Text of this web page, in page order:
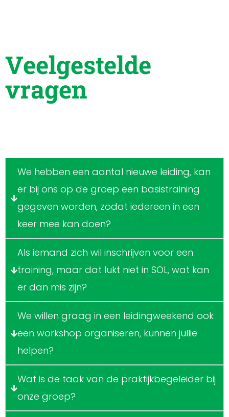
Veelgestelde
vragen
We hebben een aantal nieuwe leiding, kan
er bij ons op de groep een basistraining
gegeven worden, zodat iedereen in een
keer mee kan doen?
Als iemand zich wil inschrijven voor een
training, maar dat lukt niet in SOL, wat kan
er dan mis zijn?
We willen graag in een leidingweekend ook
een workshop organiseren, kunnen jullie
helpen?
Wat is de taak van de praktijkbegeleider bij
onze groep?